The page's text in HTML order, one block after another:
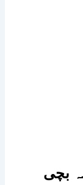
میں ڈاکٹر کی مبینہ غفلت۔ 5 سالہ بچی